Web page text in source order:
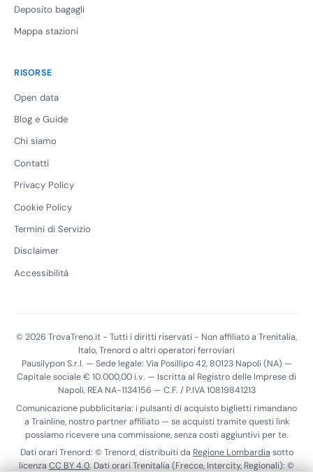
Deposito bagagli
Mappa stazioni
RISORSE
Open data
Blog e Guide
Chi siamo
Contatti
Privacy Policy
Cookie Policy
Termini di Servizio
Disclaimer
Accessibilità
© 2026 TrovaTreno.it - Tutti i diritti riservati - Non affiliato a Trenitalia,
Italo, Trenord o altri operatori ferroviari
Pausilypon S.r.l. — Sede legale: Via Posillipo 42, 80123 Napoli (NA) —
Capitale sociale € 10.000,00 i.v. — Iscritta al Registro delle Imprese di
Napoli, REA NA-1134156 — C.F. / P.IVA 10819841213
Comunicazione pubblicitaria: i pulsanti di acquisto biglietti rimandano
a Trainline, nostro partner affiliato — se acquisti tramite questi link
possiamo ricevere una commissione, senza costi aggiuntivi per te.
Dati orari Trenord: © Trenord, distribuiti da Regione Lombardia sotto
licenzaCC BY 4.0. Dati orari Trenitalia (Frecce, Intercity, Regionali): ©